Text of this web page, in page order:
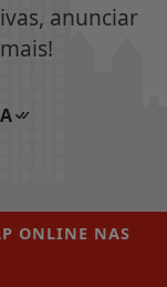
anunciar
ONLINE NAS